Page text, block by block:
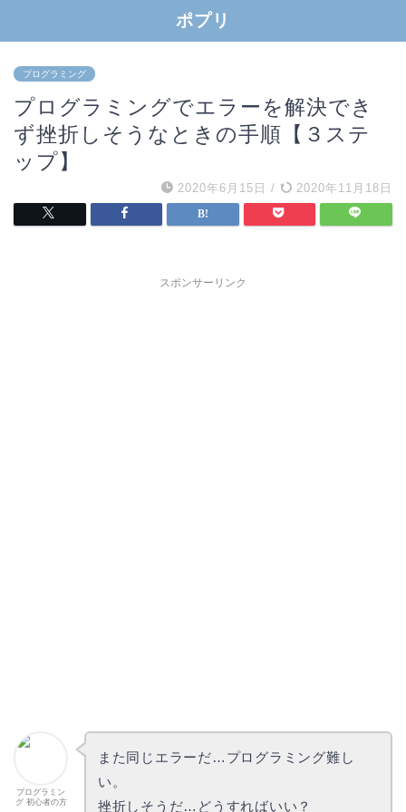
ポプリ
プログラミング
プログラミングでエラーを解決でき
ず挫折しそうなときの手順【３ステ
ップ】
2020年6月15日 / 2020年11月18日
スポンサーリンク
プログラミン
グ 初心者の方
また同じエラーだ…プログラミング難し
い。
挫折しそうだ…どうすればいい？